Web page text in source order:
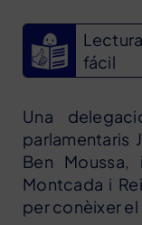
Lectura
fácil
Una
parlamentaris
Ben
Montcada i
per conèixer el